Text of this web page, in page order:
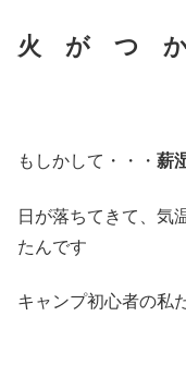
火 が つ
もしかして・・・ 薪
日が落ちてきて、気
たんです
キャンプ初心者の私